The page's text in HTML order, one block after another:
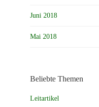
Juni 2018
Mai 2018
Beliebte Themen
Leitartikel